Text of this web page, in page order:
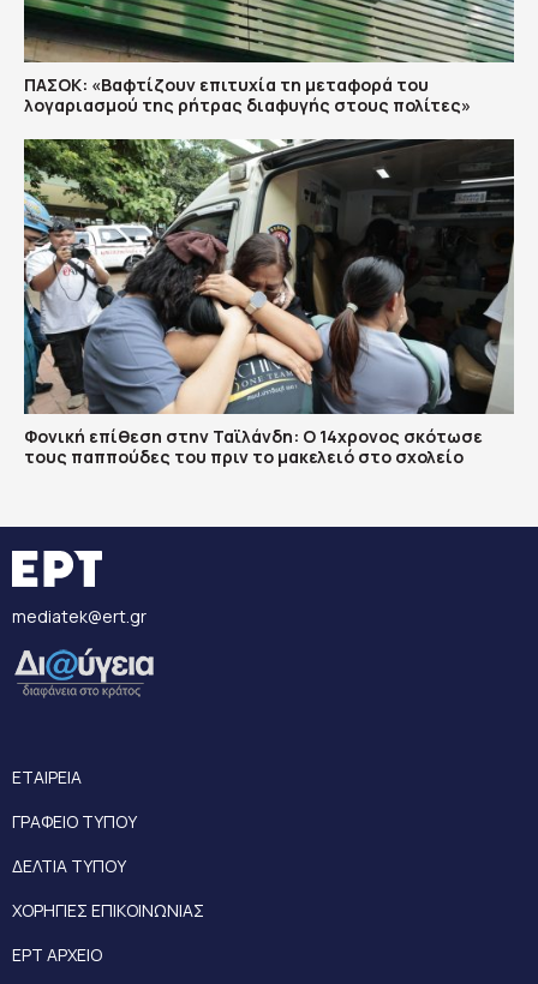
ΠΑΣΟΚ: «Βαφτίζουν επιτυχία τη μεταφορά του
λογαριασμού της ρήτρας διαφυγής στους πολίτες»
Φονική επίθεση στην Ταϊλάνδη: Ο 14χρονος σκότωσε
τους παππούδες του πριν το μακελειό στο σχολείο
mediatek@ert.gr
ΕΤΑΙΡΕΙΑ
ΓΡΑΦΕΙΟ ΤΥΠΟΥ
ΔΕΛΤΙΑ ΤΥΠΟΥ
ΧΟΡΗΓΙΕΣ ΕΠΙΚΟΙΝΩΝΙΑΣ
ΕΡΤ ΑΡΧΕΙΟ